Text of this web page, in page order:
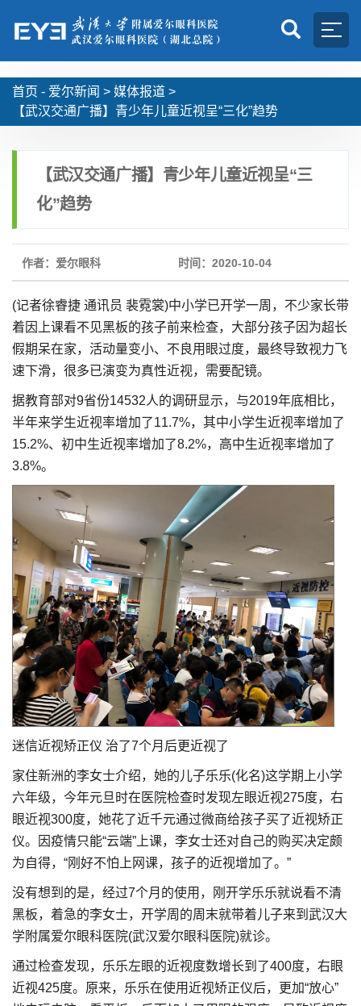
首页 - 爱尔新闻 > 媒体报道 >
【武汉交通广播】青少年儿童近视呈“三化”趋势
【武汉交通广播】青少年儿童近视呈“三
化”趋势
作者：爱尔眼科 时间：2020-10-04
(记者徐睿捷 通讯员 裴霓裳)中小学已开学一周，不少家长带
着因上课看不见黑板的孩子前来检查，大部分孩子因为超长
假期呆在家，活动量变小、不良用眼过度，最终导致视力飞
速下滑，很多已演变为真性近视，需要配镜。
据教育部对9省份14532人的调研显示，与2019年底相比，
半年来学生近视率增加了11.7%，其中小学生近视率增加了
15.2%、初中生近视率增加了8.2%，高中生近视率增加了
3.8%。
迷信近视矫正仪 治了7个月后更近视了
家住新洲的李女士介绍，她的儿子乐乐(化名)这学期上小学
六年级，今年元旦时在医院检查时发现左眼近视275度，右
眼近视300度，她花了近千元通过微商给孩子买了近视矫正
仪。因疫情只能“云端”上课，李女士还对自己的购买决定颇
为自得，“刚好不怕上网课，孩子的近视增加了。”
没有想到的是，经过7个月的使用，刚开学乐乐就说看不清
黑板，着急的李女士，开学周的周末就带着儿子来到武汉大
学附属爱尔眼科医院(武汉爱尔眼科医院)就诊。
通过检查发现，乐乐左眼的近视度数增长到了400度，右眼
近视425度。原来，乐乐在使用近视矫正仪后，更加“放心”